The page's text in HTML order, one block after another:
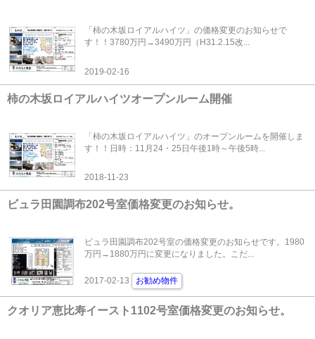
「柿の木坂ロイアルハイツ」の価格変更のお知らせで
す！！3780万円→3490万円（H31.2.15改...
2019-02-16
柿の木坂ロイアルハイツオープンルーム開催
「柿の木坂ロイアルハイツ」のオープンルームを開催しま
す！！日時：11月24・25日午後1時～午後5時...
2018-11-23
ビュラ田園調布202号室価格変更のお知らせ。
ビュラ田園調布202号室の価格変更のお知らせです。1980
万円→1880万円に変更になりました。こだ...
2017-02-13 お勧め物件
クオリア恵比寿イースト1102号室価格変更のお知らせ。